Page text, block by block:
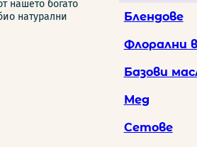
долната част на страницата
Подарък памучна
нашето богато
натурални
Блендове
Флорални
Базови
Мед
Сетове